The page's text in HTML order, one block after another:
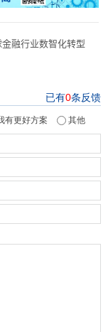
融行业数智化转型